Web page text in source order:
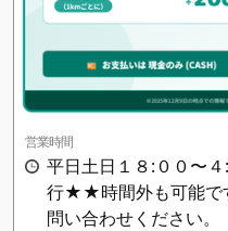
営業時間
平日土日１８:００
行★★時間外も可能で
問い合わせください。